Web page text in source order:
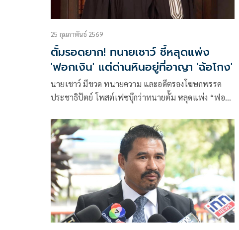
25 กุมภาพันธ์ 2569
ตั้มรอดยาก! ทนายเชาว์ ชี้หลุดแพ่ง
'ฟอกเงิน' แต่ด่านหินอยู่ที่อาญา 'ฉ้อโกง'
นายเชาว์ มีขวด ทนายความ และอดีตรองโฆษกพรรค
ประชาธิปัตย์ โพสต์เฟซบุ๊กว่าทนายตั้ม หลุดแพ่ง “ฟอก